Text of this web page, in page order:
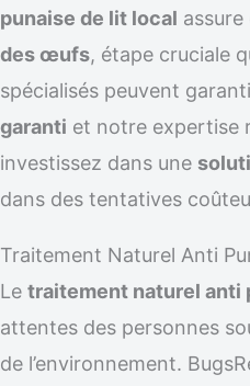
punaise de lit local assure
des œufs, étape cruciale
spécialisés peuvent
garanti et notre expertise
investissez dans une
dans des tentatives
Traitement Naturel Anti
Le traitement naturel anti
attentes des personnes
de l’environnement.